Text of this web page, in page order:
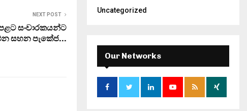
NEXT POST
සංචාරකයන්ට
සහන පැකේජ…
Uncategorized
Our Networks